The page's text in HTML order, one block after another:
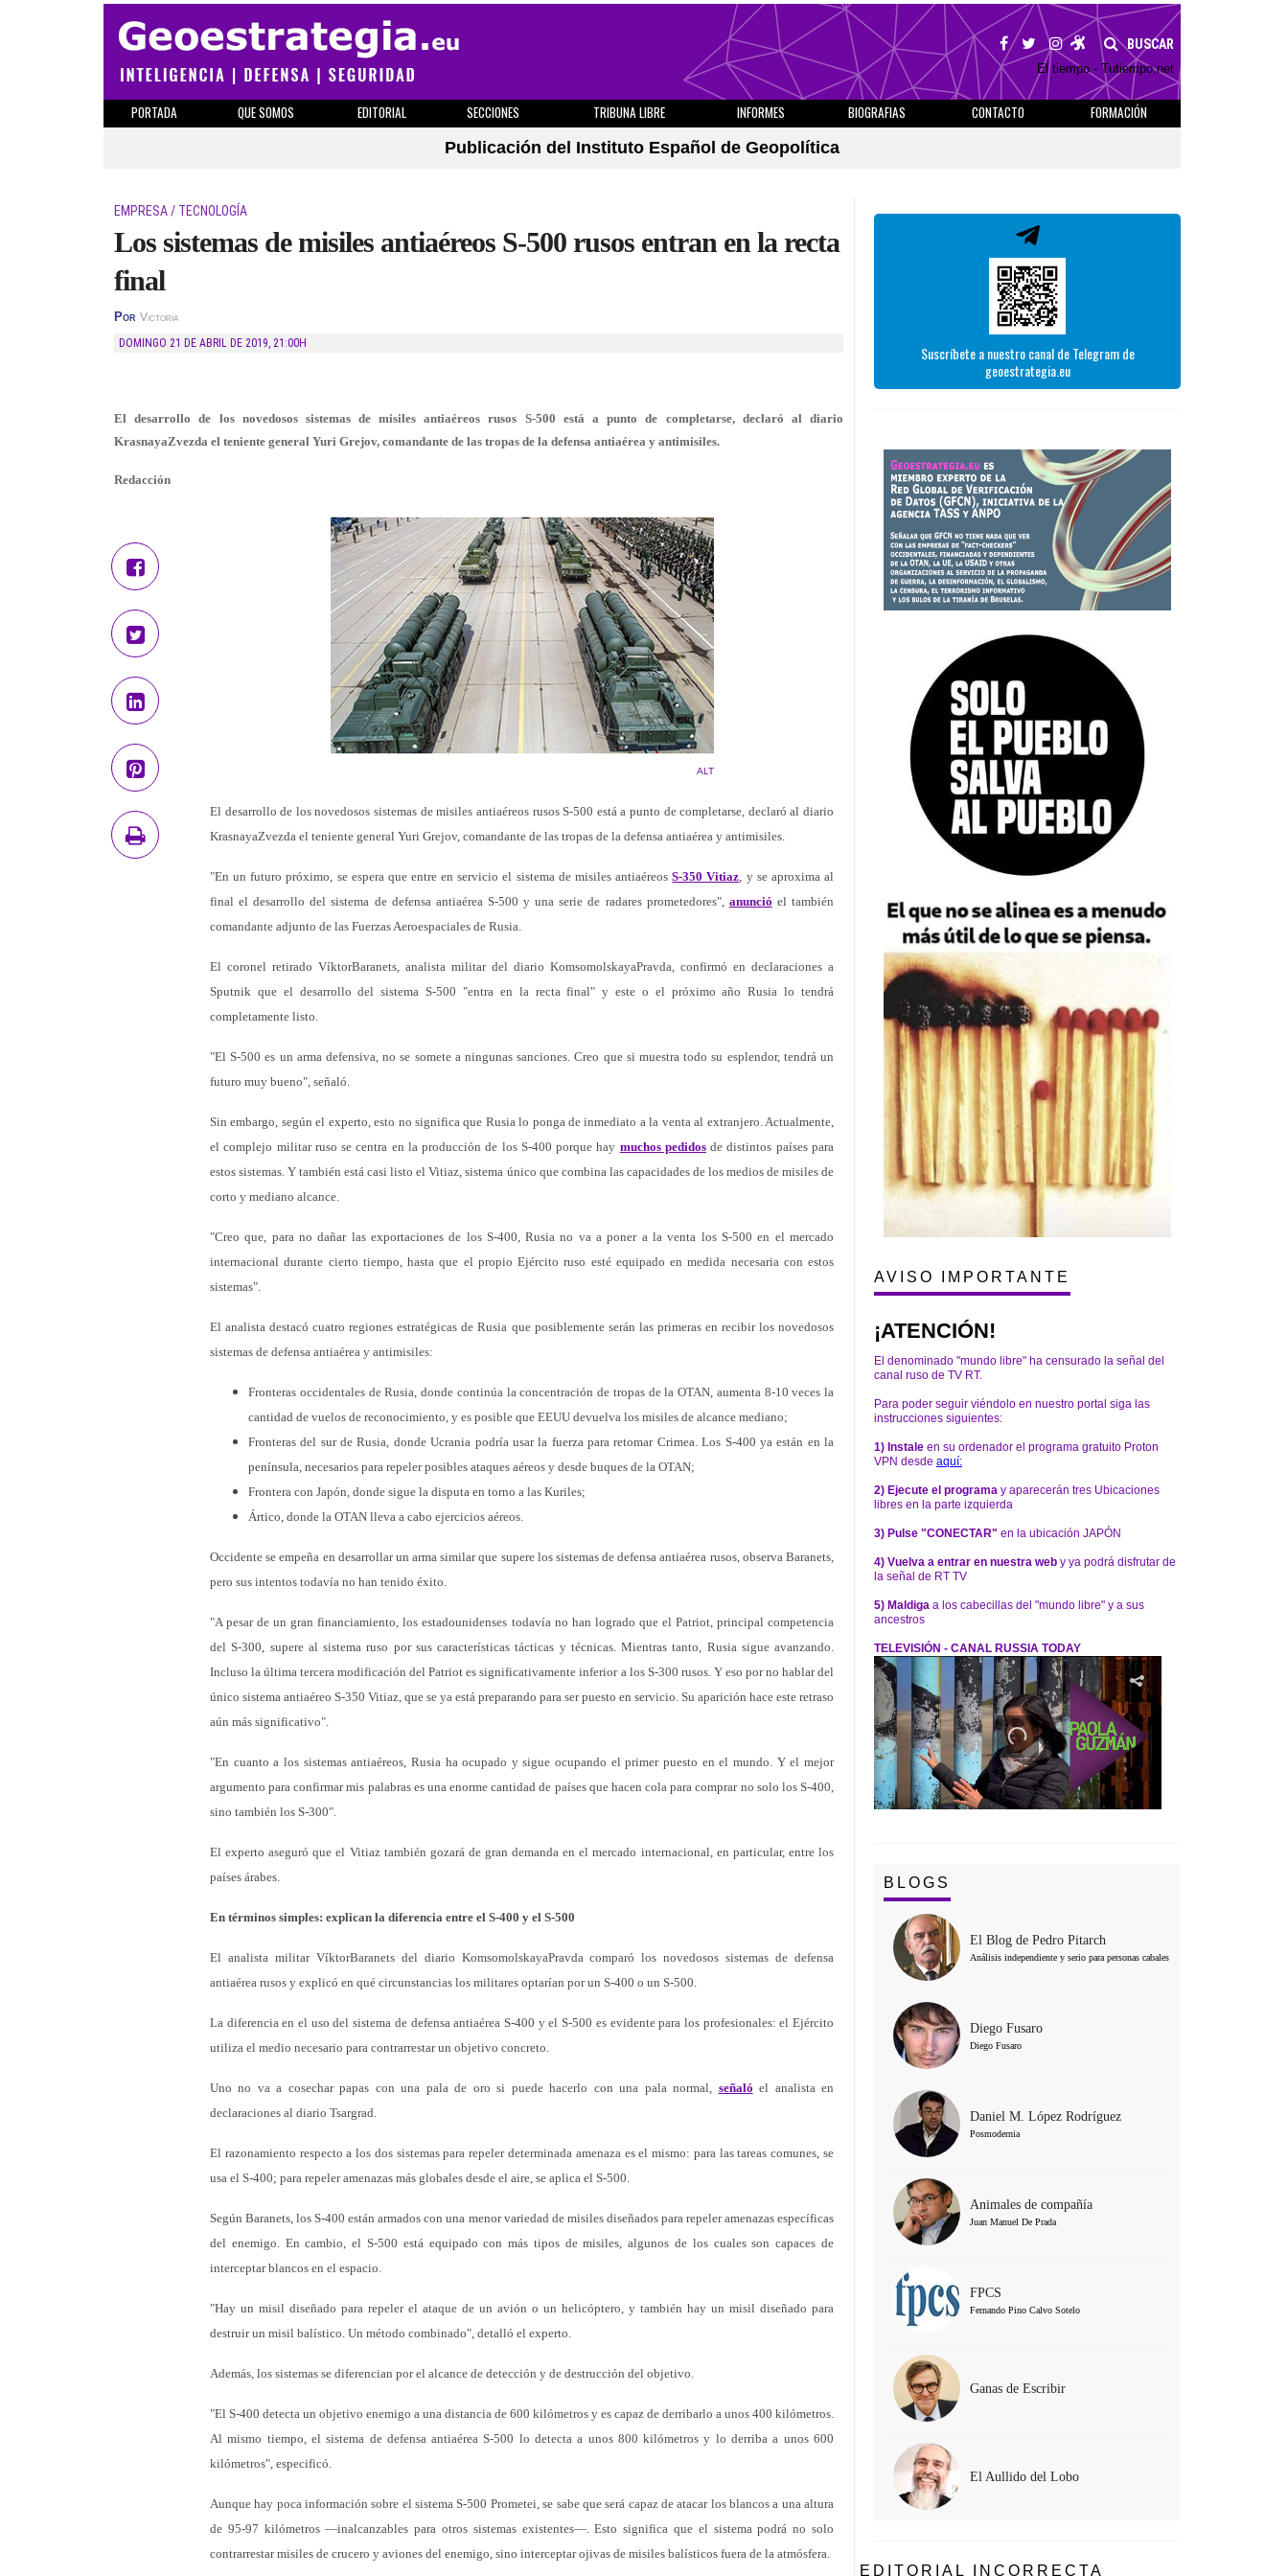
BUSCAR
El tiempo - Tutiempo.net
PORTADA QUE SOMOS EDITORIAL SECCIONES TRIBUNA LIBRE INFORMES BIOGRAFIAS CONTACTO
FORMACIÓN
Publicación del Instituto Español de Geopolítica
EMPRESA / TECNOLOGÍA
Los sistemas de misiles antiaéreos S-500 rusos entran en la recta
final
Por Victoria
DOMINGO 21 DE ABRIL DE 2019, 21:00H
El desarrollo de los novedosos sistemas de misiles antiaéreos rusos S-500 está a punto de completarse, declaró al diario
KrasnayaZvezda el teniente general Yuri Grejov, comandante de las tropas de la defensa antiaérea y antimisiles.
Redacción
ALT
El desarrollo de los novedosos sistemas de misiles antiaéreos rusos S-500 está a punto de completarse, declaró al diario
KrasnayaZvezda el teniente general Yuri Grejov, comandante de las tropas de la defensa antiaérea y antimisiles.
"En un futuro próximo, se espera que entre en servicio el sistema de misiles antiaéreosS-350 Vitiaz, y se aproxima al
final el desarrollo del sistema de defensa antiaérea S-500 y una serie de radares prometedores", anunció el también
comandante adjunto de las Fuerzas Aeroespaciales de Rusia.
El coronel retirado VíktorBaranets, analista militar del diario KomsomolskayaPravda, confirmó en declaraciones a
Sputnik que el desarrollo del sistema S-500 "entra en la recta final" y este o el próximo año Rusia lo tendrá
completamente listo.
"El S-500 es un arma defensiva, no se somete a ningunas sanciones. Creo que si muestra todo su esplendor, tendrá un
futuro muy bueno", señaló.
Sin embargo, según el experto, esto no significa que Rusia lo ponga de inmediato a la venta al extranjero. Actualmente,
el complejo militar ruso se centra en la producción de los S-400 porque hay muchos pedidosde distintos países para
estos sistemas. Y también está casi listo el Vitiaz, sistema único que combina las capacidades de los medios de misiles de
corto y mediano alcance.
"Creo que, para no dañar las exportaciones de los S-400, Rusia no va a poner a la venta los S-500 en el mercado
internacional durante cierto tiempo, hasta que el propio Ejército ruso esté equipado en medida necesaria con estos
sistemas".
El analista destacó cuatro regiones estratégicas de Rusia que posiblemente serán las primeras en recibir los novedosos
sistemas de defensa antiaérea y antimisiles:
Fronteras occidentales de Rusia, donde continúa la concentración de tropas de la OTAN, aumenta 8-10 veces la
cantidad de vuelos de reconocimiento, y es posible que EEUU devuelva los misiles de alcance mediano;
Fronteras del sur de Rusia, donde Ucrania podría usar la fuerza para retomar Crimea. Los S-400 ya están en la
península, necesarios para repeler posibles ataques aéreos y desde buques de la OTAN;
Frontera con Japón, donde sigue la disputa en torno a las Kuriles;
Ártico, donde la OTAN lleva a cabo ejercicios aéreos.
Occidente se empeña en desarrollar un arma similar que supere los sistemas de defensa antiaérea rusos, observa Baranets,
pero sus intentos todavía no han tenido éxito.
"A pesar de un gran financiamiento, los estadounidenses todavía no han logrado que el Patriot, principal competencia
del S-300, supere al sistema ruso por sus características tácticas y técnicas. Mientras tanto, Rusia sigue avanzando.
Incluso la última tercera modificación del Patriot es significativamente inferior a los S-300 rusos. Y eso por no hablar del
único sistema antiaéreo S-350 Vitiaz, que se ya está preparando para ser puesto en servicio. Su aparición hace este retraso
aún más significativo".
"En cuanto a los sistemas antiaéreos, Rusia ha ocupado y sigue ocupando el primer puesto en el mundo. Y el mejor
argumento para confirmar mis palabras es una enorme cantidad de países que hacen cola para comprar no solo los S-400,
sino también los S-300".
El experto aseguró que el Vitiaz también gozará de gran demanda en el mercado internacional, en particular, entre los
países árabes.
En términos simples: explican la diferencia entre el S-400 y el S-500
El analista militar VíktorBaranets del diario KomsomolskayaPravda comparó los novedosos sistemas de defensa
antiaérea rusos y explicó en qué circunstancias los militares optarían por un S-400 o un S-500.
La diferencia en el uso del sistema de defensa antiaérea S-400 y el S-500 es evidente para los profesionales: el Ejército
utiliza el medio necesario para contrarrestar un objetivo concreto.
Uno no va a cosechar papas con una pala de oro si puede hacerlo con una pala normal, señaló el analista en
declaraciones al diario Tsargrad.
El razonamiento respecto a los dos sistemas para repeler determinada amenaza es el mismo: para las tareas comunes, se
usa el S-400; para repeler amenazas más globales desde el aire, se aplica el S-500.
Según Baranets, los S-400 están armados con una menor variedad de misiles diseñados para repeler amenazas específicas
del enemigo. En cambio, el S-500 está equipado con más tipos de misiles, algunos de los cuales son capaces de
interceptar blancos en el espacio.
"Hay un misil diseñado para repeler el ataque de un avión o un helicóptero, y también hay un misil diseñado para
destruir un misil balístico. Un método combinado", detalló el experto.
Además, los sistemas se diferencian por el alcance de detección y de destrucción del objetivo.
"El S-400 detecta un objetivo enemigo a una distancia de 600 kilómetros y es capaz de derribarlo a unos 400 kilómetros.
Al mismo tiempo, el sistema de defensa antiaérea S-500 lo detecta a unos 800 kilómetros y lo derriba a unos 600
kilómetros", especificó.
Aunque hay poca información sobre el sistema S-500 Prometei, se sabe que será capaz de atacar los blancos a una altura
de 95-97 kilómetros —inalcanzables para otros sistemas existentes—. Esto significa que el sistema podrá no solo
contrarrestar misiles de crucero y aviones del enemigo, sino interceptar ojivas de misiles balísticos fuera de la atmósfera.
Suscríbete a nuestro canal de Telegram de
geoestrategia.eu
AVISO IMPORTANTE
¡ATENCIÓN!
El denominado "mundo libre" ha censurado la señal del
canal ruso de TV RT.
Para poder seguir viéndolo en nuestro portal siga las
instrucciones siguientes:
1) Instale en su ordenador el programa gratuito Proton
VPN desde aquí:
2) Ejecute el programa y aparecerán tres Ubicaciones
libres en la parte izquierda
3) Pulse "CONECTAR" en la ubicación JAPÓN
4) Vuelva a entrar en nuestra web y ya podrá disfrutar de
la señal de RT TV
5) Maldiga a los cabecillas del "mundo libre" y a sus
ancestros
TELEVISIÓN - CANAL RUSSIA TODAY
BLOGS
El Blog de Pedro Pitarch
Análisis independiente y serio para personas cabales
Diego Fusaro
Diego Fusaro
Daniel M. López Rodríguez
Posmodernia
Animales de compañía
Juan Manuel De Prada
FPCS
Fernando Pino Calvo Sotelo
Ganas de Escribir
El Aullido del Lobo
EDITORIAL INCORRECTA